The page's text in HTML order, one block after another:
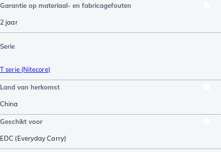
Garantie op materiaal- en fabricagefouten
2 jaar
Serie
T serie (Nitecore)
Land van herkomst
China
Geschikt voor
EDC (Everyday Carry)